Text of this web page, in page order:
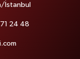
İstanbul
24 48